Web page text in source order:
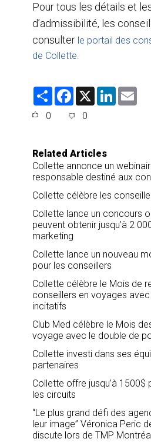
Pour tous les détails et
d’admissibilité, les
consulter le portail des
de Collette.
S
F
e
o
k
X
L
0 0
Related Articles
Collette annonce un
responsable destiné aux
Collette célèbre les
Collette lance un concours
peuvent obtenir jusqu’à 2
marketing
Collette lance un nouveau
pour les conseillers
Collette célèbre le Mois de
conseillers en voyages
incitatifs
Club Med célèbre le Mois
voyage avec le double de
Collette investi dans ses
partenaires
Collette offre jusqu’à 1500$
les circuits
“Le plus grand défi des
leur image” Véronica Peric
discute lors de TMP Montréal